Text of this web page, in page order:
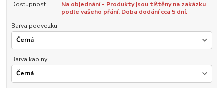
Dostupnost
Na objednání - Produkty jsou tištěny na zakázku
podle vašeho přání. Doba dodání cca 5 dní.
Barva podvozku
Barva kabiny